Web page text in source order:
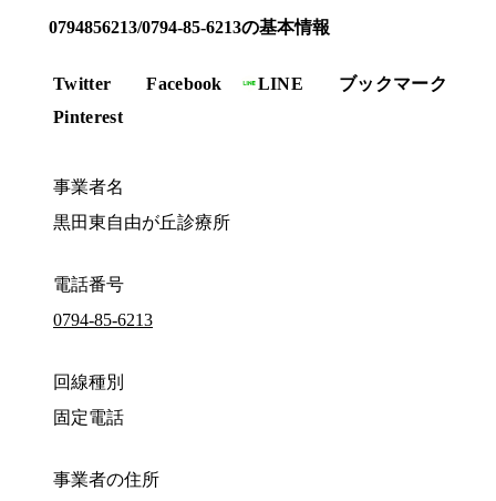
0794856213/0794-85-6213の基本情報
Twitter Facebook LINE
ブックマーク
Pinterest
事業者名
黒田東自由が丘診療所
電話番号
0794-85-6213
回線種別
固定電話
事業者の住所